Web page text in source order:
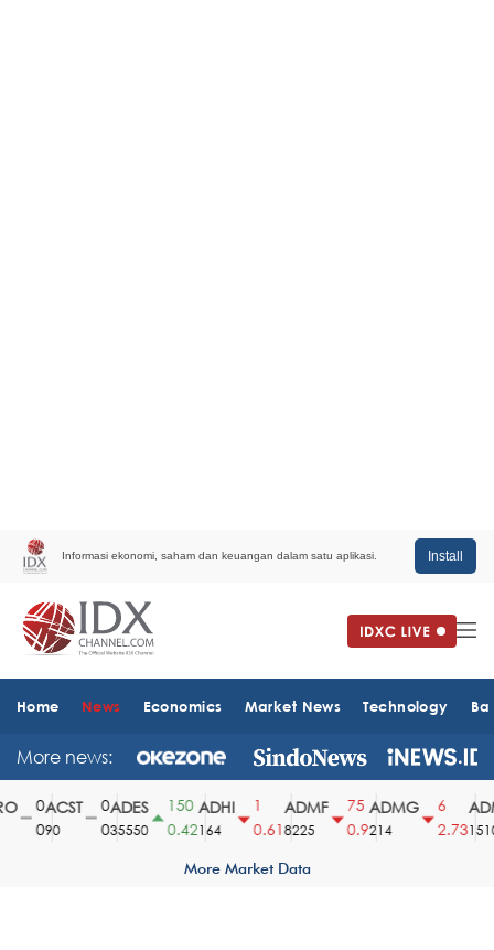
Informasi ekonomi, saham dan keuangan dalam satu aplikasi. Install
Home News Economics Market News Technology
More news:
ACST
90
ADES
35550
150
0.42
ADHI
164
0.61
ADMF
8225
75
0.9
ADMG
214
2.731510
More Market Data